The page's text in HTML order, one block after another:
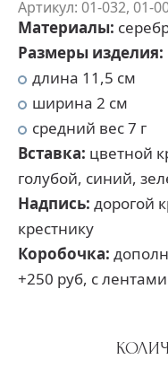
Артикул: 01-032, 01-
Материалы:
Размеры изделия:
длина 11,5 см
ширина 2 см
средний вес 7 г
Вставка: цветной
голубой, синий,
Надпись: дорогой
крестнику
Коробочка:
+250 руб, с